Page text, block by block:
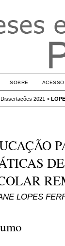
SOBRE ACESSO
Dissertações 2021 >
LOPES